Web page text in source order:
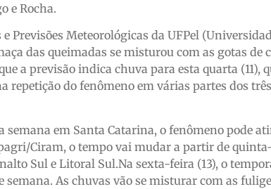
e Rocha.
Previsões Meteorológicas da UFPel
das queimadas se misturou com as gotas de
a previsão indica chuva para esta quarta (11),
repetição do fenômeno em várias partes dos
em Santa Catarina, o fenômeno pode
Ciram, o tempo vai mudar a partir de
Sul e Litoral Sul.Na sexta-feira (13), o
As chuvas vão se misturar com as